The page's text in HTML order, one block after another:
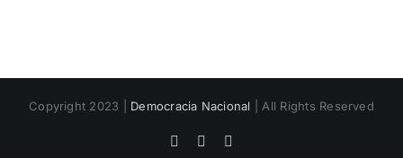
Copyright 2023 | Democracia Nacional | All Rights Reserved
Facebook
Twitter